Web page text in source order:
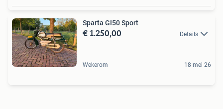
Sparta GI50 Sport
€ 1.250,00 Details
Wekerom 18 mei 26